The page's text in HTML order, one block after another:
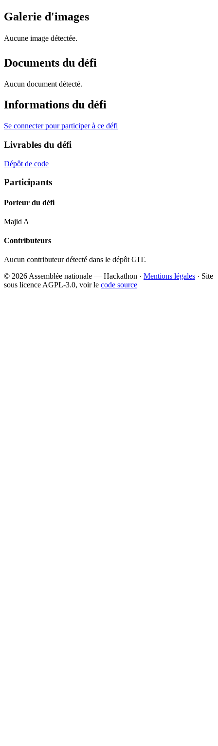
Galerie d'images
Aucune image détectée.
Documents du défi
Aucun document détecté.
Informations du défi
Se connecter pour participer à ce défi
Livrables du défi
Dépôt de code
Participants
Porteur du défi
Majid A
Contributeurs
Aucun contributeur détecté dans le dépôt GIT.
© 2026 Assemblée nationale — Hackathon · Mentions légales · Site
sous licence AGPL-3.0, voir le code source